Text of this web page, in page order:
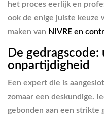
het proces eerlijk en
ook de enige juiste keuze
maken van NIVRE en
De
onpartijdigheid
Een expert die is
zomaar een deskundige.
gebonden aan een strikte